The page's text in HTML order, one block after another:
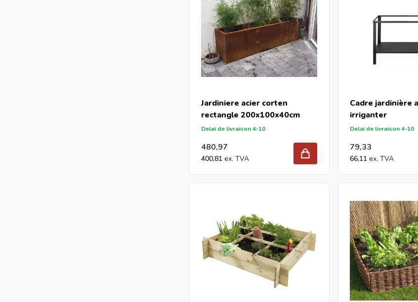
Jardiniere acier corten
rectangle 200x100x40cm
Delai de livraison 4-10
480,97
400,81
Cadre jardinière
irriganter
Delai de livraison 4-10
79,33
66,11